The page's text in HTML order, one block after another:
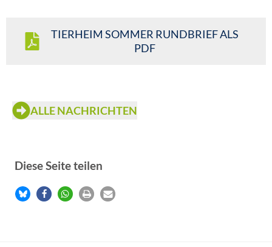
TIERHEIM SOMMER RUNDBRIEF ALS
PDF
ALLE NACHRICHTEN
Diese Seite teilen